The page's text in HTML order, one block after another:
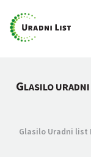
GLASILO
Glasilo Uradni list